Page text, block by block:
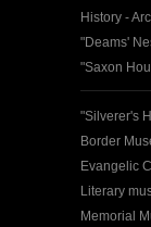
History -
"Deams'
"Saxon
"Silverer's
Border
Evangelic
Literary
Memorial